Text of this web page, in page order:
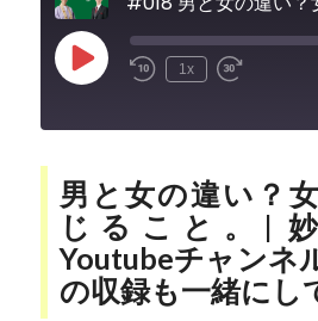
Play
Episode
1x
SHARE
LINK
EMBED
男と女の違い？
じること。|
Youtubeチャンネ
の収録も一緒にし